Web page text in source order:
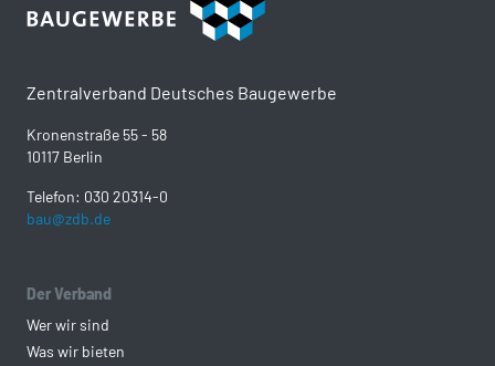
Zentralverband Deutsches Baugewerbe
Kronenstraße 55 - 58
10117 Berlin
Telefon: 030 20314-0
bau@zdb.de
Der Verband
Wer wir sind
Was wir bieten